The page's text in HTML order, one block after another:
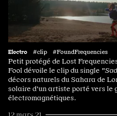
Electro #clip #FoundFrequencies
Petit protégé de Lost
Fool dévoile le clip du single
décors naturels du Sahara de
solaire d'un artiste porté vers le
électromagnétiques.